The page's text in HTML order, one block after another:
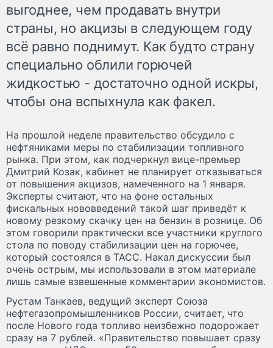
выгоднее, чем продавать внутри
страны, но акцизы в следующем году
всё равно поднимут. Как будто страну
специально облили горючей
жидкостью - достаточно одной искры,
чтобы она вспыхнула как факел.
На прошлой неделе правительство обсудило с
нефтяниками меры по стабилизации топливного
рынка. При этом, как подчеркнул вице-премьер
Дмитрий Козак, кабинет не планирует отказываться
от повышения акцизов, намеченного на 1 января.
Эксперты считают, что на фоне остальных
фискальных нововведений такой шаг приведёт к
новому резкому скачку цен на бензин в рознице. Об
этом говорили практически все участники круглого
стола по поводу стабилизации цен на горючее,
который состоялся в ТАСС. Накал дискуссии был
очень острым, мы использовали в этом материале
лишь самые взвешенные комментарии экономистов.
Рустам Танкаев, ведущий эксперт Союза
нефтегазопромышленников России, считает, что
после Нового года топливо неизбежно подорожает
сразу на 7 рублей. «Правительство повышает сразу